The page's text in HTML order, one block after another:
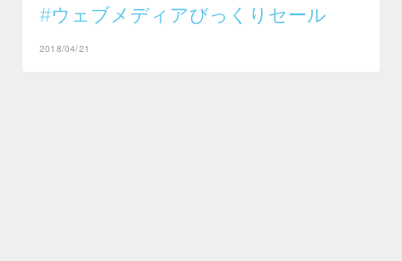
#ウェブメディアびっくりセール
2018/04/21